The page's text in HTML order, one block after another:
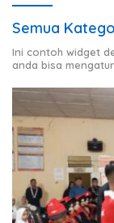
Semua
Ini contoh widget
anda bisa